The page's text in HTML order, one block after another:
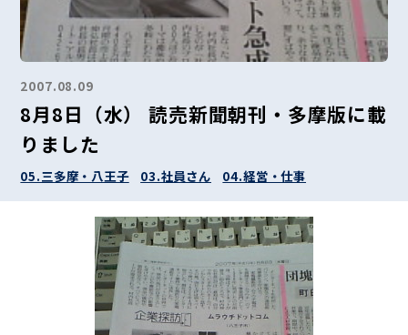
2007.08.09
8月8日（水） 読売新聞朝刊・多摩版に載
りました
05.三多摩・八王子 03.社員さん 04.経営・仕事